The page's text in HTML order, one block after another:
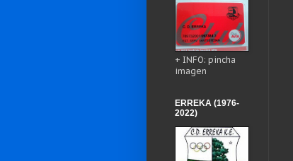
+ INFO: pincha
imagen
ERREKA (1976-
2022)